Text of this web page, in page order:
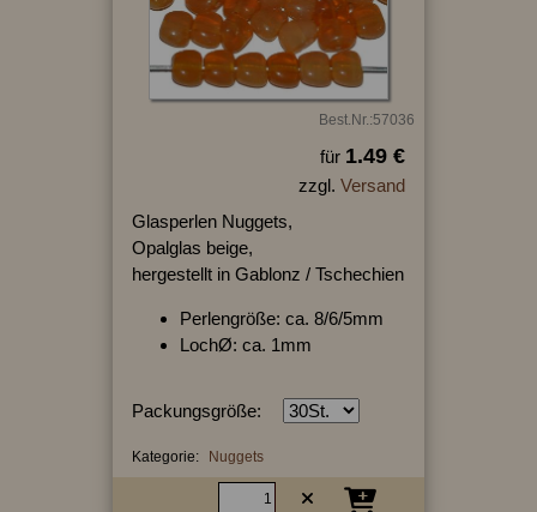
Best.Nr.:57036
für 1.49 €
zzgl. Versand
Glasperlen Nuggets,
Opalglas beige,
hergestellt in Gablonz / Tschechien
Perlengröße: ca. 8/6/5mm
LochØ: ca. 1mm
Packungsgröße:
Kategorie: Nuggets